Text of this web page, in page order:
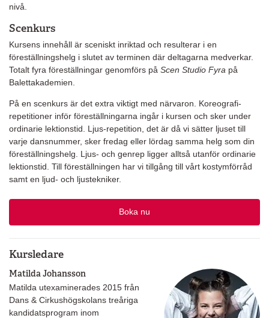
nivå.
Scenkurs
Kursens innehåll är sceniskt inriktad och resulterar i en
föreställningshelg i slutet av terminen där deltagarna medverkar.
Totalt fyra föreställningar genomförs på Scen Studio Fyra på
Balettakademien.
På en scenkurs är det extra viktigt med närvaron. Koreografi-
repetitioner inför föreställningarna ingår i kursen och sker under
ordinarie lektionstid. Ljus-repetition, det är då vi sätter ljuset till
varje dansnummer, sker fredag eller lördag samma helg som din
föreställningshelg. Ljus- och genrep ligger alltså utanför ordinarie
lektionstid. Till föreställningen har vi tillgång till vårt kostymförråd
samt en ljud- och ljustekniker.
Boka nu
Kursledare
Matilda Johansson
Matilda utexaminerades 2015 från
Dans & Cirkushögskolans treåriga
kandidatsprogram inom